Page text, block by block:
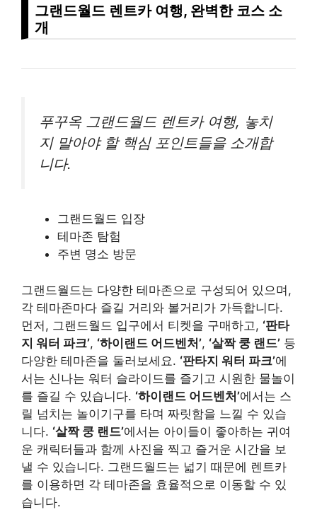
그랜드월드 렌트카 여행, 완벽한 코스 소
개
푸꾸옥 그랜드월드 렌트카 여행, 놓치
지 말아야 할 핵심 포인트들을 소개합
니다.
그랜드월드 입장
테마존 탐험
주변 명소 방문
그랜드월드는 다양한 테마존으로 구성되어 있으며,
각 테마존마다 즐길 거리와 볼거리가 가득합니다.
먼저, 그랜드월드 입구에서 티켓을 구매하고, ‘판타
지 워터 파크’, ‘하이랜드 어드벤처’, ‘살짝 쿵 랜드’ 등
다양한 테마존을 둘러보세요. ‘판타지 워터 파크’에
서는 신나는 워터 슬라이드를 즐기고 시원한 물놀이
를 즐길 수 있습니다. ‘하이랜드 어드벤처’에서는 스
릴 넘치는 놀이기구를 타며 짜릿함을 느낄 수 있습
니다. ‘살짝 쿵 랜드’에서는 아이들이 좋아하는 귀여
운 캐릭터들과 함께 사진을 찍고 즐거운 시간을 보
낼 수 있습니다. 그랜드월드는 넓기 때문에 렌트카
를 이용하면 각 테마존을 효율적으로 이동할 수 있
습니다.